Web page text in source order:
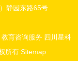
静园东路65号
教育咨询服务 四川星科
所有 Sitemap